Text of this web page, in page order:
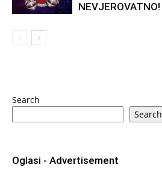
NEVJEROVATNO!
Search
Search
Oglasi - Advertisement